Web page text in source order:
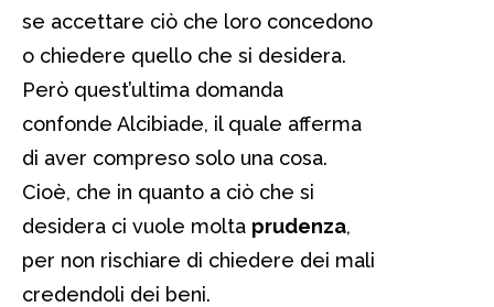
se accettare ciò che loro concedono
o chiedere quello che si desidera.
Però quest’ultima domanda
confonde Alcibiade, il quale afferma
di aver compreso solo una cosa.
Cioè, che in quanto a ciò che si
desidera ci vuole molta prudenza,
per non rischiare di chiedere dei mali
credendoli dei beni.